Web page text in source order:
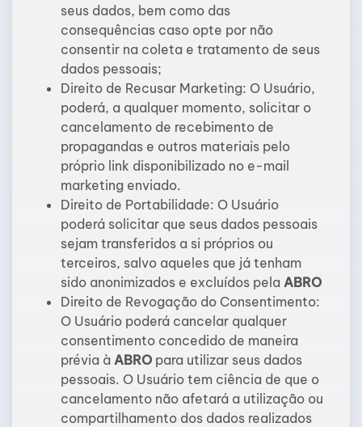
seus dados, bem como das
consequências caso opte por não
consentir na coleta e tratamento de seus
dados pessoais;
Direito de Recusar Marketing: O Usuário,
poderá, a qualquer momento, solicitar o
cancelamento de recebimento de
propagandas e outros materiais pelo
próprio link disponibilizado no e-mail
marketing enviado.
Direito de Portabilidade: O Usuário
poderá solicitar que seus dados pessoais
sejam transferidos a si próprios ou
terceiros, salvo aqueles que já tenham
sido anonimizados e excluídos pela ABRO
Direito de Revogação do Consentimento:
O Usuário poderá cancelar qualquer
consentimento concedido de maneira
prévia à ABRO para utilizar seus dados
pessoais. O Usuário tem ciência de que o
cancelamento não afetará a utilização ou
compartilhamento dos dados realizados